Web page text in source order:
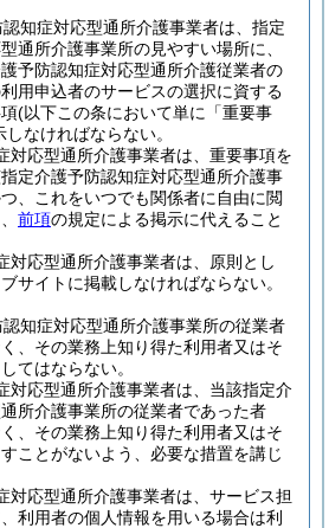
知症対応型通所介護事業者は、指定
通所介護事業所の見やすい場所に、
予防認知症対応型通所介護従業者の
用申込者のサービスの選択に資する
(以下この条において単に「重要事
しなければならない。
対応型通所介護事業者は、重要事項を
定介護予防認知症対応型通所介護事
、これをいつでも関係者に自由に閲
前項の規定による掲示に代えること
対応型通所介護事業者は、原則とし
サイトに掲載しなければならない。
知症対応型通所介護事業所の従業者
、その業務上知り得た利用者又はそ
てはならない。
対応型通所介護事業者は、当該指定介
所介護事業所の従業者であった者
、その業務上知り得た利用者又はそ
ことがないよう、必要な措置を講じ
対応型通所介護事業者は、サービス担
利用者の個人情報を用いる場合は利